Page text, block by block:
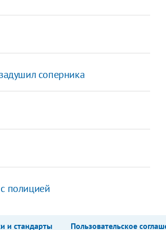
соперника
полицией
и стандарты Пользовательское